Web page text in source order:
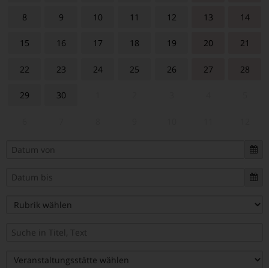
8 9 10 11 12 13 14
15 16 17 18 19 20 21
22 23 24 25 26 27 28
29 30